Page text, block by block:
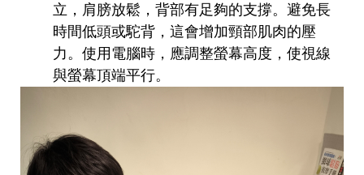
立，肩膀放鬆，背部有足夠的支撐。避免長
時間低頭或駝背，這會增加頸部肌肉的壓
力。使用電腦時，應調整螢幕高度，使視線
與螢幕頂端平行。